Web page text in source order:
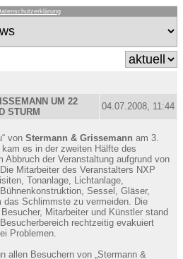
UM 22
STURM
04.07.2008, 11:44
von Stermann & Grissemann am 3.
es in der zweiten Hälfte des
Abbruch der Veranstaltung aufgrund von
Mitarbeiter des Veranstalters NXP
Tonanlage, Lichtanlage,
Sessel, Gläser,
das Schlimmste zu vermeiden. Die
Mitarbeiter und Künstler stand
rechtzeitig evakuiert
Problemen.
allen Besuchern von „Stermann &